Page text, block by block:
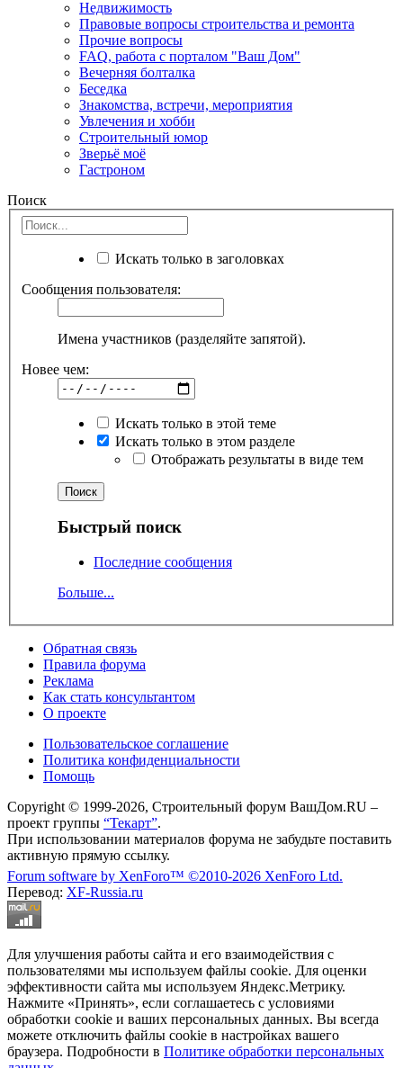
Недвижимость
Правовые вопросы строительства и ремонта
Прочие вопросы
FAQ, работа с порталом "Ваш Дом"
Вечерняя болталка
Беседка
Знакомства, встречи, мероприятия
Увлечения и хобби
Строительный юмор
Зверьё моё
Гастроном
Поиск
Искать только в заголовках
Сообщения пользователя:
Имена участников (разделяйте запятой).
Новее чем:
Искать только в этой теме
Искать только в этом разделе
Отображать результаты в виде тем
Быстрый поиск
Последние сообщения
Больше...
Обратная связь
Правила форума
Реклама
Как стать консультантом
О проекте
Пользовательское соглашение
Политика конфиденциальности
Помощь
Copyright © 1999-2026, Строительный форум ВашДом.RU –
проект группы “Текарт”.
При использовании материалов форума не забудьте поставить
активную прямую ссылку.
Forum software by XenForo™ ©2010-2026 XenForo Ltd.
Перевод: XF-Russia.ru
Для улучшения работы сайта и его взаимодействия с
пользователями мы используем файлы cookie. Для оценки
эффективности сайта мы используем Яндекс.Метрику.
Нажмите «Принять», если соглашаетесь с условиями
обработки cookie и ваших персональных данных. Вы всегда
можете отключить файлы cookie в настройках вашего
браузера. Подробности в Политике обработки персональных